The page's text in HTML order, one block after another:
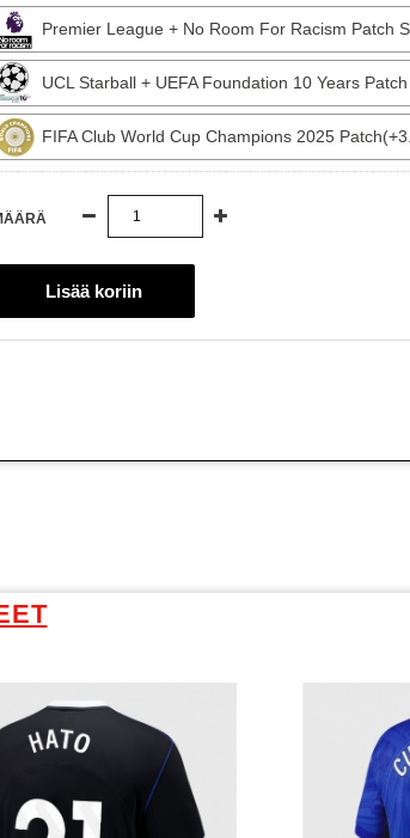
Premier League + No Room For Racism Patch
UCL Starball + UEFA Foundation 10 Years
FIFA Club World Cup Champions 2025